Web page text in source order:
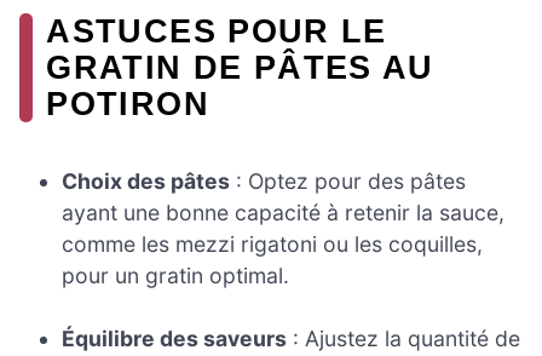
ASTUCES POUR LE
GRATIN DE PÂTES AU
POTIRON
Choix des pâtes : Optez pour des pâtes
ayant une bonne capacité à retenir la sauce,
comme les mezzi rigatoni ou les coquilles,
pour un gratin optimal.
Équilibre des saveurs : Ajustez la quantité de